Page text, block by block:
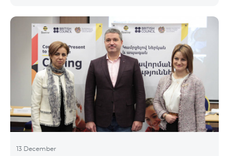
ассоциация» и при содействии Beeline.
Награждение проводится с целью дать оценку
проделанной работе в сфере общественных
связей и коммуникаций, одновременно озвучить
имеющиеся в сфере проблемы, достижения и
вызовы. Армянская PR-ассоциация в течение года
проводила мониторинг происходящих в этой
области событий на основе
13 December